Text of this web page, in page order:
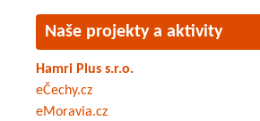
Naše projekty a aktivity
Hamri Plus s.r.o.
eČechy.cz
eMoravia.cz